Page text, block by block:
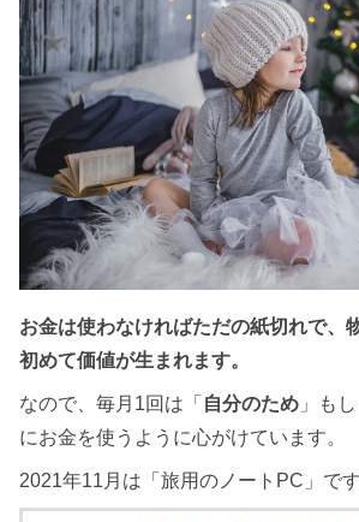
お金は使わなければただの紙切れで、
初めて価値が生まれます。
なので、毎月1回は「 自分のため 」も
にお金を使うように心がけています。
2021年11月は「旅用のノートPC」です